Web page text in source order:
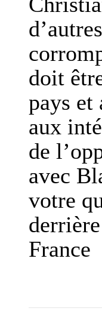
doit
pays et
aux
de
avec
votre
France